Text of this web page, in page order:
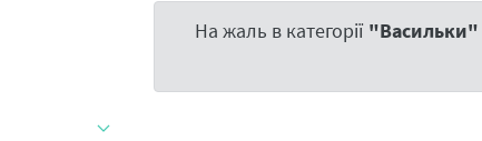
На жаль в категорії "Васильки"